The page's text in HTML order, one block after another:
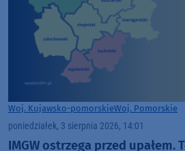
Woj. Kujawsko-pomorskieWoj. Pomorskie
poniedziałek, 3 sierpnia 2026, 14:01
IMGW ostrzega przed upałem.